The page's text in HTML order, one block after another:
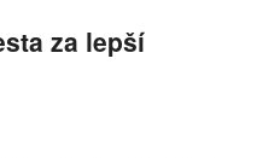
za lepší